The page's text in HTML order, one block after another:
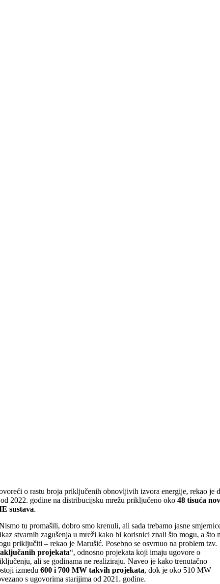
o rastu broja priključenih obnovljivih izvora energije, rekao je
2022. godine na distribucijsku mrežu priključeno oko 48 tisuća
sustava.
tu promašili, dobro smo krenuli, ali sada trebamo jasne
stvarnih zagušenja u mreži kako bi korisnici znali što mogu, a što
priključiti – rekao je Marušić. Posebno se osvrnuo na problem tzv.
projekata“, odnosno projekata koji imaju ugovore o
ali se godinama ne realiziraju. Naveo je kako trenutačno
između 600 i 700 MW takvih projekata, dok je oko 510 MW
s ugovorima starijima od 2021. godine.